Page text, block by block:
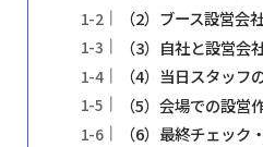
（2）ブース設営会
（3）自社と設営会
（4）当日スタッフ
（5）会場での設営
（6）最終チェック